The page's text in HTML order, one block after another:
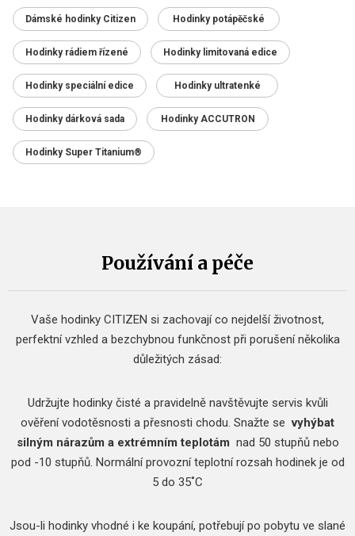
Dámské hodinky Citizen Hodinky potápěčské
Hodinky rádiem řízené Hodinky limitovaná edice
Hodinky speciální edice Hodinky ultratenké
Hodinky dárková sada Hodinky ACCUTRON
Hodinky Super Titanium®
Používání a péče
Vaše hodinky CITIZEN si zachovají co nejdelší životnost,
perfektní vzhled a bezchybnou funkčnost při porušení několika
důležitých zásad:
Udržujte hodinky čisté a pravidelně navštěvujte servis kvůli
ověření vodotěsnosti a přesnosti chodu. Snažte sevyhýbat
silným nárazům a extrémním teplotám nad 50 stupňů nebo
pod -10 stupňů. Normální provozní teplotní rozsah hodinek je od
5 do 35˚C
Jsou-li hodinky vhodné i ke koupání, potřebují po pobytu ve slané